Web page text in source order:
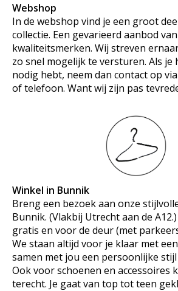
Webshop
In de webshop vind je een groot
collectie. Een gevarieerd aanbod
kwaliteitsmerken. Wij streven
zo snel mogelijk te versturen. Als je
nodig hebt, neem dan contact op
of telefoon. Want wij zijn pas
Winkel in Bunnik
Breng een bezoek aan onze
Bunnik. (Vlakbij Utrecht aan de
gratis en voor de deur (met
We staan altijd voor je klaar met
samen met jou een persoonlijke
Ook voor schoenen en accessoires
terecht. Je gaat van top tot teen